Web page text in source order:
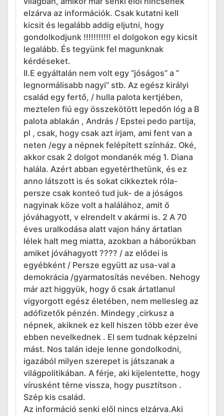
elzárva az információk. Csak kutatni kell
kicsit és legalább addig eljutni, hogy
gondolkodjunk !!!!!!!!!!! el dolgokon egy kicsit
legalább. És tegyünk fel magunknak
kérdéseket.
II.E egyáltalán nem volt egy “jóságos” a ”
legnormálisabb nagyi” stb. Az egész királyi
család egy fertő, / hulla palota kertjében,
meztelen fiú egy összekötött lepedőn lóg a B
palota ablakán , András / Epstei pedo partija,
pl , csak, hogy csak azt írjam, ami fent van a
neten /egy a népnek felépített színház. Oké,
akkor csak 2 dolgot mondanék még 1. Diana
halála. Azért abban egyetérthetünk, és ez
anno látszott is és sokat cikkeztek róla-
persze csak konteó tud juk- de a jóságos
nagyinak köze volt a halálához, amit ő
jóváhagyott, v elrendelt v akármi is. 2 A 70
éves uralkodása alatt vajon hány ártatlan
lélek halt meg miatta, azokban a háborúkban
amiket jóváhagyott ???? / az elődei is
egyébként / Persze együtt az usa-val a
demokrácia /gyarmatosítás nevében. Nehogy
már azt higgyük, hogy ő csak ártatlanul
vigyorgott egész életében, nem mellesleg az
adófizetők pénzén. Mindegy ,cirkusz a
népnek, akiknek ez kell hiszen több ezer éve
ebben nevelkednek . El sem tudnak képzelni
mást. Nos talán ideje lenne gondolkodni,
igazából milyen szerepet is játszanak a
világpolitikában. A férje, aki kijelentette, hogy
vírusként térne vissza, hogy pusztítson .
Szép kis család.
Az információ senki elől nincs elzárva.Aki